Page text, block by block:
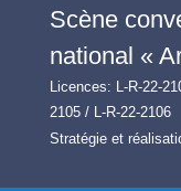
Scène
national «
Licences: L-R-22-
2105 / L-R-22-2106
Stratégie et